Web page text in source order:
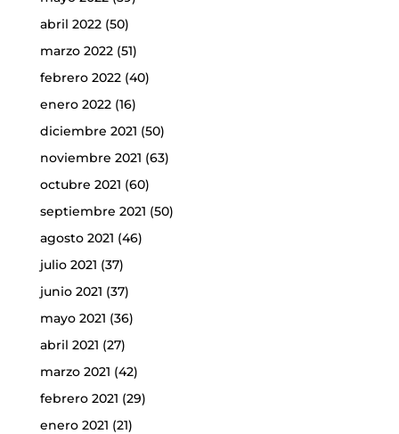
abril 2022(50)
marzo 2022(51)
febrero 2022(40)
enero 2022(16)
diciembre 2021 (50)
noviembre 2021 (63)
octubre 2021 (60)
septiembre 2021 (50)
agosto 2021 (46)
julio 2021 (37)
junio 2021 (37)
mayo 2021 (36)
abril 2021 (27)
marzo 2021 (42)
febrero 2021 (29)
enero 2021 (21)